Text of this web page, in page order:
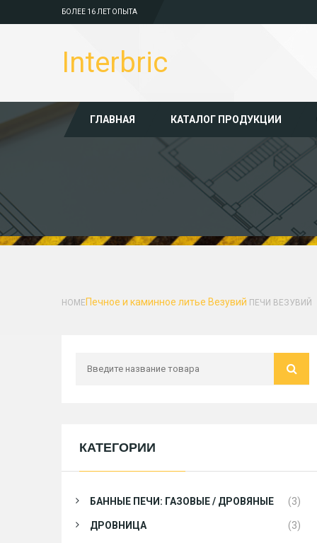
БОЛЕЕ 16 ЛЕТ ОПЫТА
Interbric
ГЛАВНАЯ КАТАЛОГ ПРОДУКЦИИ
HOME Печное и каминное литье Везувий ПЕЧИ ВЕЗУВИЙ
КАТЕГОРИИ
БАННЫЕ ПЕЧИ: ГАЗОВЫЕ / ДРОВЯНЫЕ (3)
ДРОВНИЦА (3)